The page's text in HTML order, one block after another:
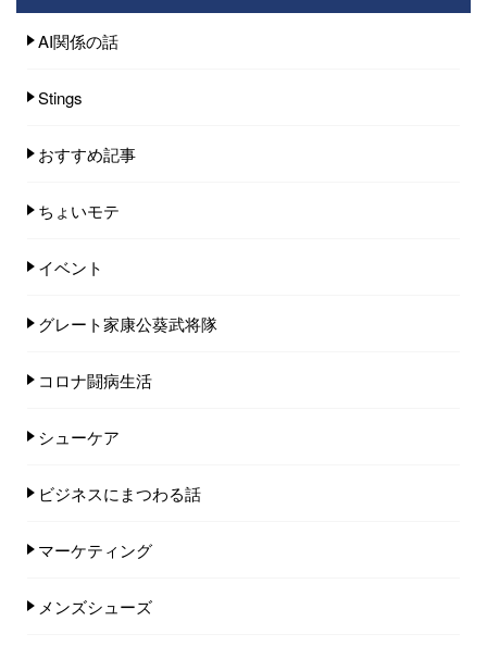
AI関係の話
Stings
おすすめ記事
ちょいモテ
イベント
グレート家康公葵武将隊
コロナ闘病生活
シューケア
ビジネスにまつわる話
マーケティング
メンズシューズ